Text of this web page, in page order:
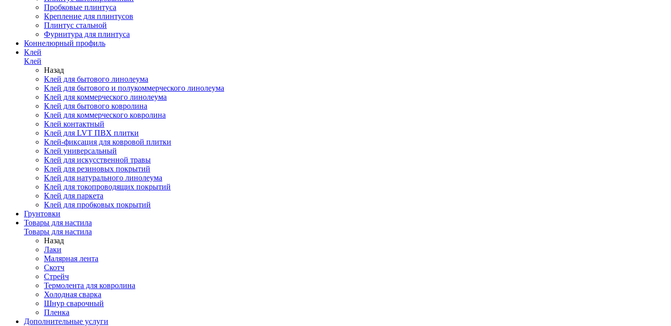
Пробковые плинтуса
Крепление для плинтусов
Плинтус стальной
Фурнитура для плинтуса
Коннелюрный профиль
Клей
Клей
Назад
Клей для бытового линолеума
Клей для бытового и полукоммерческого линолеума
Клей для коммерческого линолеума
Клей для бытового ковролина
Клей для коммерческого ковролина
Клей контактный
Клей для LVT ПВХ плитки
Клей-фиксация для ковровой плитки
Клей универсальный
Клей для искусственной травы
Клей для резиновых покрытий
Клей для натурального линолеума
Клей для токопроводящих покрытий
Клей для паркета
Клей для пробковых покрытий
Грунтовки
Товары для настила
Товары для настила
Назад
Лаки
Малярная лента
Скотч
Стрейч
Термолента для ковролина
Холодная сварка
Шнур сварочный
Пленка
Дополнительные услуги